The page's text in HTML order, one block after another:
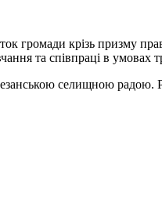
громади крізь призму
та співпраці в умовах
селищною радою.